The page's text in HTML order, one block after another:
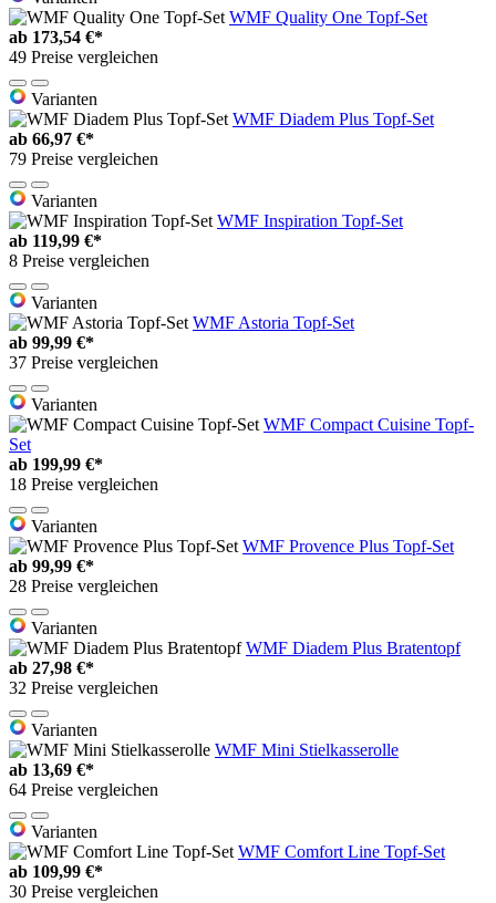
WMF Quality One Topf-Set
ab 173,54 €*
49 Preise vergleichen
Varianten
WMF Diadem Plus Topf-Set
ab 66,97 €*
79 Preise vergleichen
Varianten
WMF Inspiration Topf-Set
ab 119,99 €*
8 Preise vergleichen
Varianten
WMF Astoria Topf-Set
ab 99,99 €*
37 Preise vergleichen
Varianten
WMF Compact Cuisine Topf-
Set
ab 199,99 €*
18 Preise vergleichen
Varianten
WMF Provence Plus Topf-Set
ab 99,99 €*
28 Preise vergleichen
Varianten
WMF Diadem Plus Bratentopf
ab 27,98 €*
32 Preise vergleichen
Varianten
WMF Mini Stielkasserolle
ab 13,69 €*
64 Preise vergleichen
Varianten
WMF Comfort Line Topf-Set
ab 109,99 €*
30 Preise vergleichen